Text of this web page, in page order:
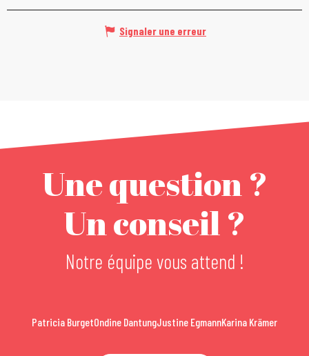
Signaler une erreur
Une question ?
Un conseil ?
Notre équipe vous attend !
Patricia BurgetOndine DantungJustine EgmannKarina Krämer